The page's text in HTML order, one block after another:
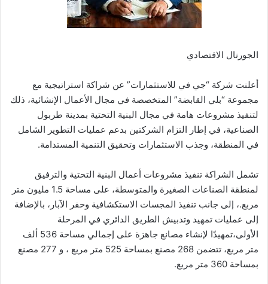
الجورنال الاقتصادي
أعلنت شركة “جي في للاستثمارات” عن شراكة استراتيجية مع
مجموعة “بلي القابضة” المتخصصة في مجال الأعمال الإنشائية، ذلك
لتنفيذ مشروعات هامة في مجال البنية التحتية بمدينة طربول
الصناعية، في إطار التزام الشركتين بدعم عمليات التطوير الشامل
في المنطقة، وجذب الاستثمارات وتحقيق التنمية المستدامة.
تشمل الشراكة تنفيذ مشروعات أعمال البنية التحتية والترفيق
لمنطقة الصناعات الصغيرة والمتوسطة، على مساحة 1.5 مليون متر
مربع.، إلى جانب تنفيذ المجسات الاستكشافية وحفر الآبار، بالإضافة
إلى عمليات تمهيد وتدبيش الطريق الدائري في المرحلة
الأولى،تمهيدًا لإنشاء مصانع جاهزة على إجمالي مساحة 536 ألف
متر مربع، تتضمن 268 مصنع بمساحة 525 متر مربع ، و 277 مصنع
بمساحة 360 متر مربع.